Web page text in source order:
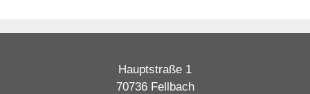
Hauptstraße 1
70736 Fellbach